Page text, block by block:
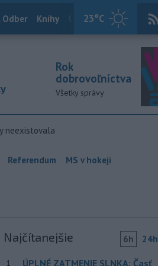
23°C
Odber Knihy Útulkovo Magazín
Rok
dobrovoľníctva
Všetky správy
neexistovala
Referendum MS v hokeji
Najčítanejšie 6h 24h
1 ÚPLNÉ ZATMENIE SLNKA: Časť